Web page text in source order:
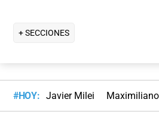
+ SECCIONES
#HOY: Javier Milei